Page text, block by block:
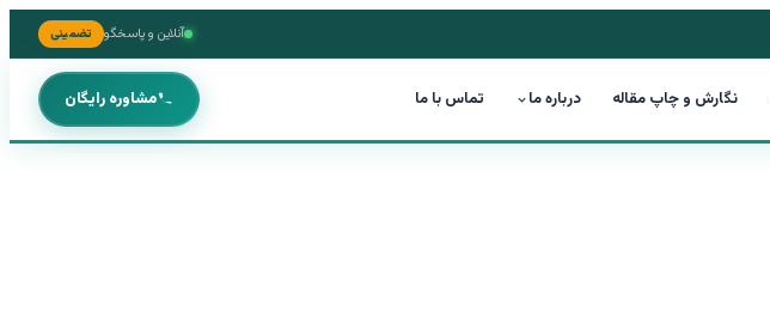
آنلاین و پاسخگو تضمینی
نگارش و چاپ مقاله درباره ما تماس با ما مشاوره رایگان